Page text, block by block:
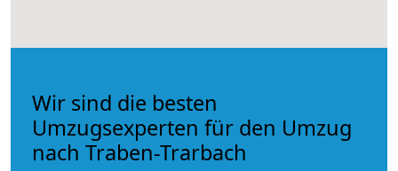
Wir sind die besten
Umzugsexperten für den Umzug
nach Traben-Trarbach